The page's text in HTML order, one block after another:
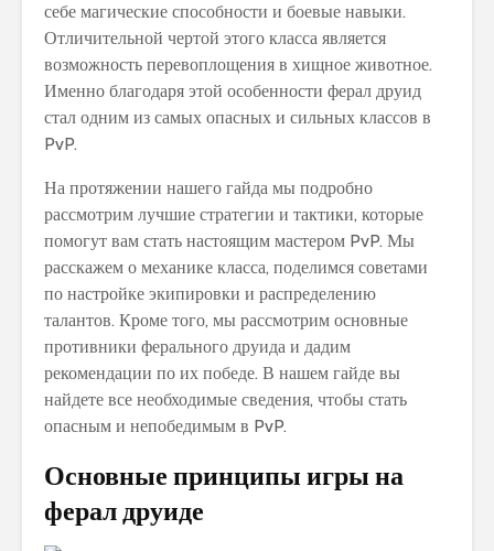
себе магические способности и боевые навыки.
Отличительной чертой этого класса является
возможность перевоплощения в хищное животное.
Именно благодаря этой особенности ферал друид
стал одним из самых опасных и сильных классов в
PvP.
На протяжении нашего гайда мы подробно
рассмотрим лучшие стратегии и тактики, которые
помогут вам стать настоящим мастером PvP. Мы
расскажем о механике класса, поделимся советами
по настройке экипировки и распределению
талантов. Кроме того, мы рассмотрим основные
противники ферального друида и дадим
рекомендации по их победе. В нашем гайде вы
найдете все необходимые сведения, чтобы стать
опасным и непобедимым в PvP.
Основные принципы игры на
ферал друиде